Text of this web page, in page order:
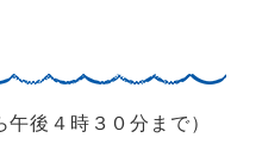
後４時３０分まで）